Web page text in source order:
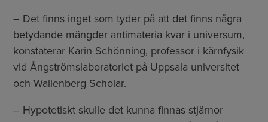
– Det finns inget som tyder på att det finns några
betydande mängder antimateria kvar i universum,
konstaterar Karin Schönning, professor i kärnfysik
vid Ångströmslaboratoriet på Uppsala universitet
och Wallenberg Scholar.
– Hypotetiskt skulle det kunna finnas stjärnor